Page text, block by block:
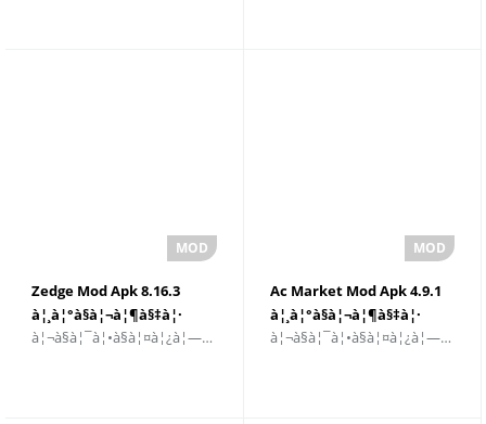
Zedge Mod Apk 8.16.3
à¦¸à¦°à§à¦¬à¦¶à§‡à¦·
à¦¸à¦‚à¦¸à§à¦•à¦°à¦£ 2025à¦¬à§à¦¯à¦•à§à¦¤à¦¿à¦—à¦¤à¦•à¦°à¦£
Ac Market Mod Apk 4.9.1
à¦¸à¦°à§à¦¬à¦¶à§‡à¦·
à¦¸à¦‚à¦¸à§à¦•à¦°à¦£
à¦¬à§à¦¯à¦•à§à¦¤à¦¿à¦—à¦¤à¦•à¦°à¦£